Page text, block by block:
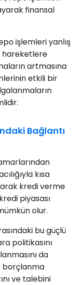
finansal
işlemleri yanlış
hareketlere
artmasına
etkili bir
Bağlantı
kısa
kredi verme
piyasası
olur.
bu güçlü
politikasını
da
borçlanma
ve talebini